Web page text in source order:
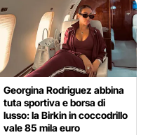
Georgina Rodriguez abbina
tuta sportiva e borsa di
lusso: la Birkin in coccodrillo
vale 85 mila euro